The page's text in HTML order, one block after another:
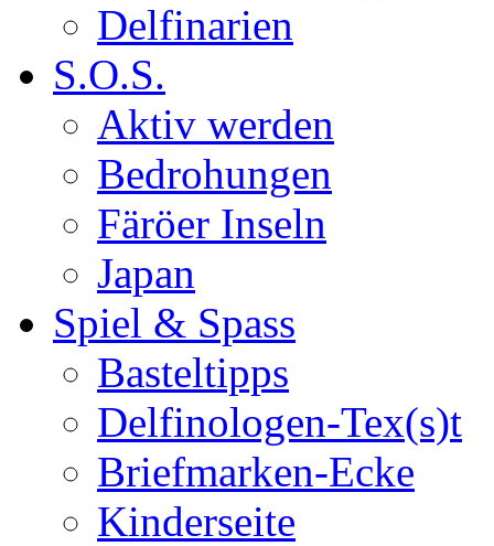
Delfinarien
S.O.S.
Aktiv werden
Bedrohungen
Färöer Inseln
Japan
Spiel & Spass
Basteltipps
Delfinologen-Tex(s)t
Briefmarken-Ecke
Kinderseite